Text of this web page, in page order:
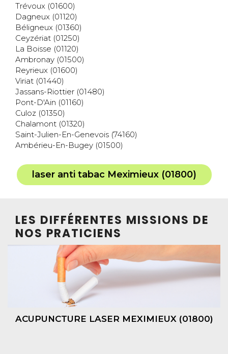
Trévoux (01600)
Dagneux (01120)
Béligneux (01360)
Ceyzériat (01250)
La Boisse (01120)
Ambronay (01500)
Reyrieux (01600)
Viriat (01440)
Jassans-Riottier (01480)
Pont-D'Ain (01160)
Culoz (01350)
Chalamont (01320)
Saint-Julien-En-Genevois (74160)
Ambérieu-En-Bugey (01500)
laser anti tabac Meximieux (01800)
LES DIFFÉRENTES MISSIONS DE
NOS PRATICIENS
ACUPUNCTURE LASER MEXIMIEUX (01800)